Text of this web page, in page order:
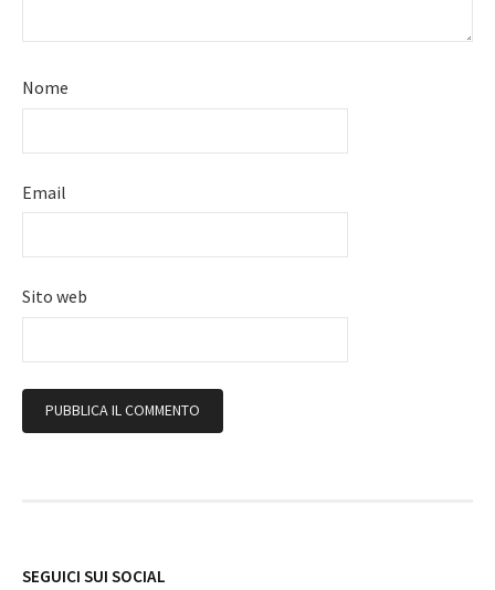
Nome
Email
Sito web
SEGUICI SUI SOCIAL